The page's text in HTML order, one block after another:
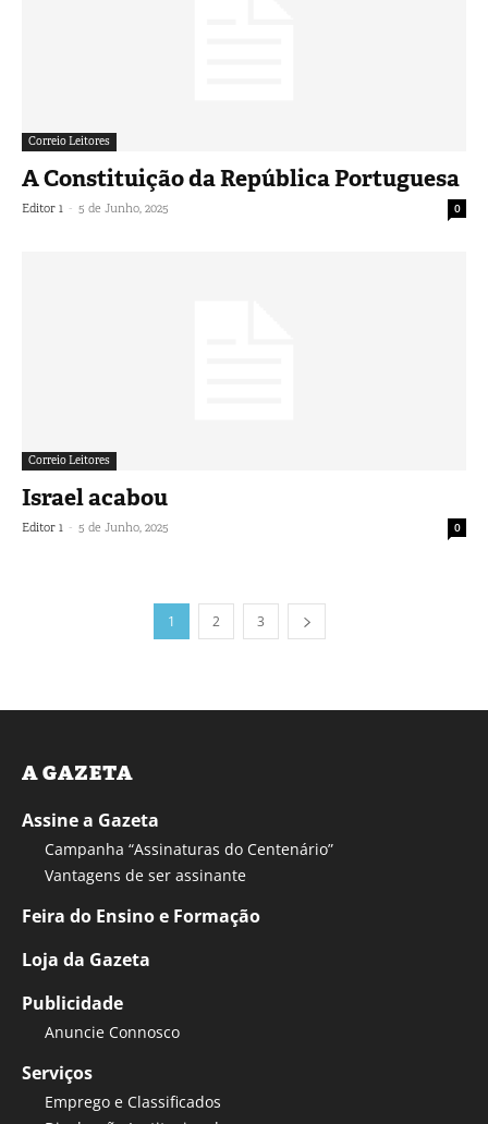
Correio Leitores
A Constituição da República Portuguesa
Editor 1 - 5 de Junho, 2025 0
Correio Leitores
Israel acabou
Editor 1 - 5 de Junho, 2025 0
1 2 3
A GAZETA
Assine a Gazeta
Campanha “Assinaturas do Centenário”
Vantagens de ser assinante
Feira do Ensino e Formação
Loja da Gazeta
Publicidade
Anuncie Connosco
Serviços
Emprego e Classificados